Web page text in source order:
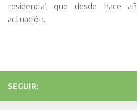
residencial que desde hace
actuación.
SEGUIR: